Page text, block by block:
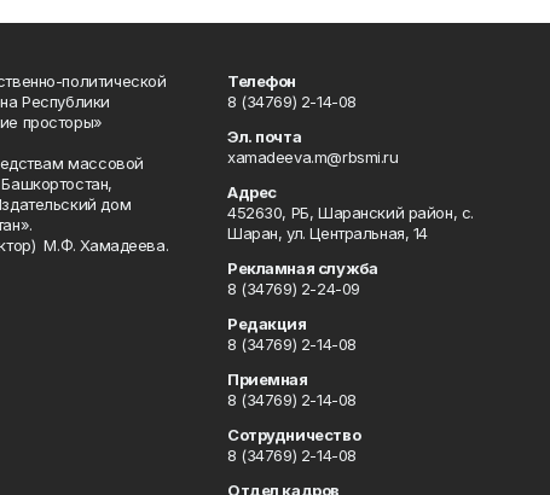
политической
Республики
просторы»
массовой
дом
М.Ф. Хамадеева.
Телефон
8 (34769) 2-14-08
Эл. почта
xamadeeva.m@rbsmi.ru
Адрес
452630, РБ, Шаранский район, с.
Шаран, ул. Центральная, 14
Рекламная служба
8 (34769) 2-24-09
Редакция
8 (34769) 2-14-08
Приемная
8 (34769) 2-14-08
Сотрудничество
8 (34769) 2-14-08
Отдел кадров